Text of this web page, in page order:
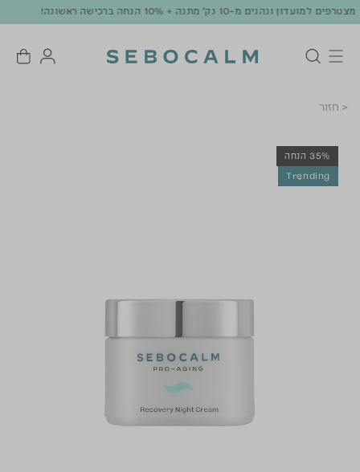
משלוח חינם עד הבית בהזמנה מ-170 ש"ח | אספקה תוך 3-5 ימי עסקים
< חזור
Trending
35% הנחה